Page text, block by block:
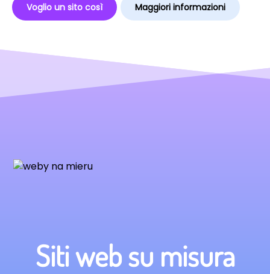
Voglio un sito così Maggiori informazioni
Siti web su misura